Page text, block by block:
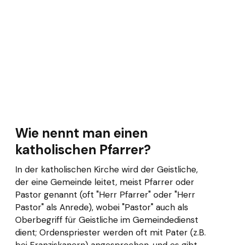
Wie nennt man einen
katholischen Pfarrer?
In der katholischen Kirche wird der Geistliche,
der eine Gemeinde leitet, meist Pfarrer oder
Pastor genannt (oft "Herr Pfarrer" oder "Herr
Pastor" als Anrede), wobei "Pastor" auch als
Oberbegriff für Geistliche im Gemeindedienst
dient; Ordenspriester werden oft mit Pater (z.B.